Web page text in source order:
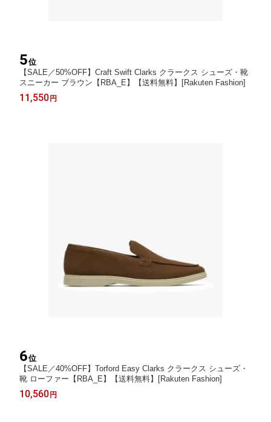
5位
【SALE／50%OFF】Craft Swift Clarks クラークス シューズ・靴
スニーカー ブラウン【RBA_E】【送料無料】[Rakuten Fashion]
11,550 円
6位
【SALE／40%OFF】Torford Easy Clarks クラークス シューズ・
靴 ローファー【RBA_E】【送料無料】[Rakuten Fashion]
10,560 円